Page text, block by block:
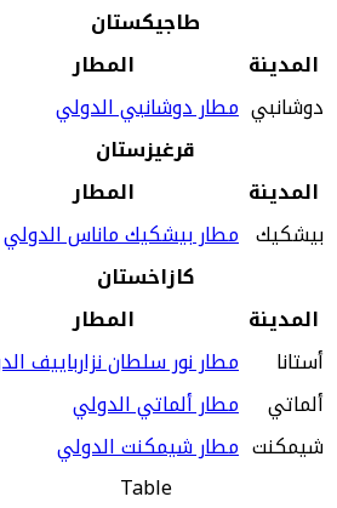
طاجيكستان
المدينة
المطار
دوشانبي مطار دوشانبي الدولي
قرغيزستان
المدينة
المطار
بيشكيك مطار بيشكيك ماناس الدولي
كازاخستان
المدينة
المطار
أستانا
مطار نور سلطان نزارباييف
ألماتي
مطار ألماتي الدولي
شيمكنت مطار شيمكنت الدولي
Table